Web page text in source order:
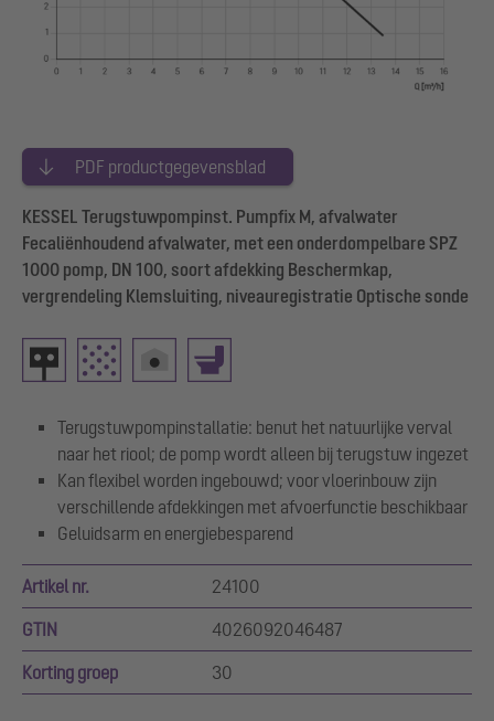
PDF productgegevensblad
KESSEL Terugstuwpompinst. Pumpfix M, afvalwater
Fecaliënhoudend afvalwater, met een onderdompelbare SPZ
1000 pomp, DN 100, soort afdekking Beschermkap,
vergrendeling Klemsluiting, niveauregistratie Optische sonde
Terugstuwpompinstallatie: benut het natuurlijke verval
naar het riool; de pomp wordt alleen bij terugstuw ingezet
Kan flexibel worden ingebouwd; voor vloerinbouw zijn
verschillende afdekkingen met afvoerfunctie beschikbaar
Geluidsarm en energiebesparend
Artikel nr. 24100
GTIN 4026092046487
Korting groep 30